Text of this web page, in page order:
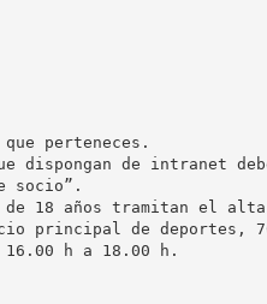
perteneces.
dispongan de intranet
socio”.
de 18 años tramitan el
principal de deportes,
h a 18.00 h.